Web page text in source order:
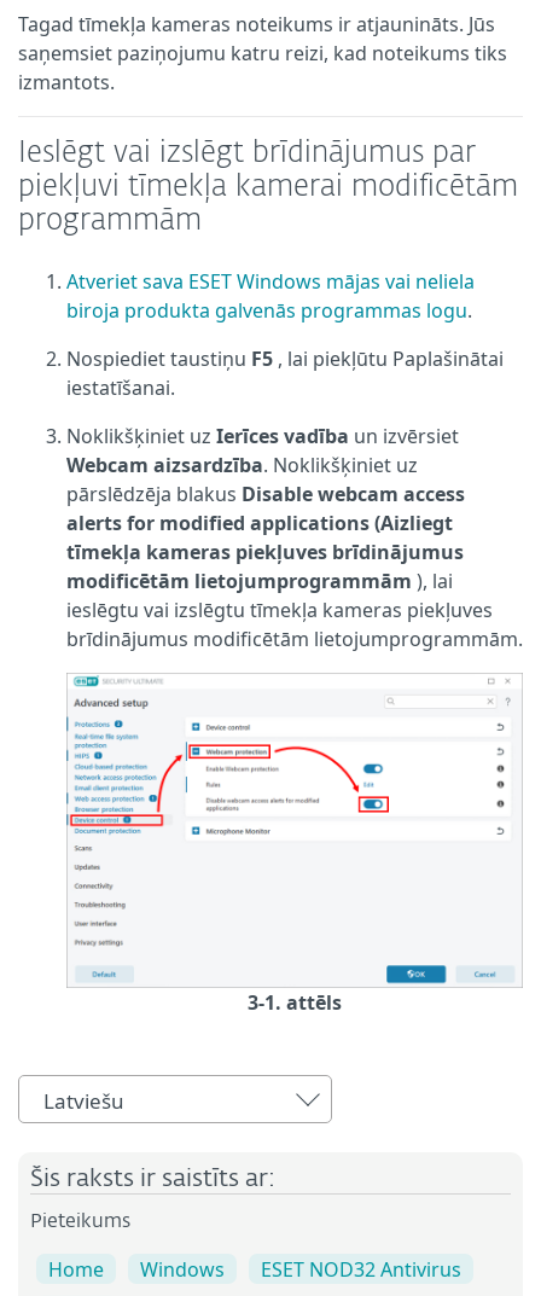
Tagad tīmekļa kameras noteikums ir atjaunināts. Jūs
saņemsiet paziņojumu katru reizi, kad noteikums tiks
izmantots.
Ieslēgt vai izslēgt brīdinājumus par
piekļuvi tīmekļa kamerai modificētām
programmām
Atveriet sava ESET Windows mājas vai neliela
biroja produkta galvenās programmas logu.
Nospiediet taustiņu F5 , lai piekļūtu Paplašinātai
iestatīšanai.
Noklikšķiniet uz Ierīces vadība un izvērsiet
Webcam aizsardzība. Noklikšķiniet uz
pārslēdzēja blakus Disable webcam access
alerts for modified applications (Aizliegt
tīmekļa kameras piekļuves brīdinājumus
modificētām lietojumprogrammām ), lai
ieslēgtu vai izslēgtu tīmekļa kameras piekļuves
brīdinājumus modificētām lietojumprogrammām.
3-1. attēls
Latviešu
Šis raksts ir saistīts ar:
Pieteikums
Home Windows
ESET NOD32 Antivirus